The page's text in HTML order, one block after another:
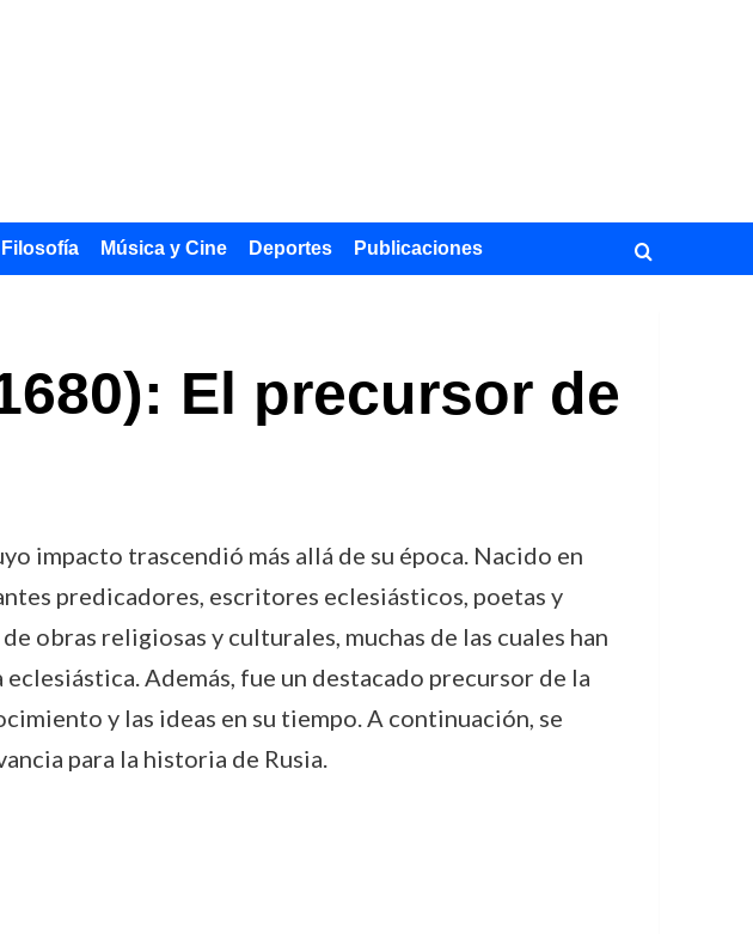
Música y Cine Deportes Publicaciones
El precursor de
impacto trascendió más allá de su época. Nacido en
predicadores, escritores eclesiásticos, poetas y
obras religiosas y culturales, muchas de las cuales han
Además, fue un destacado precursor de la
y las ideas en su tiempo. A continuación, se
para la historia de Rusia.